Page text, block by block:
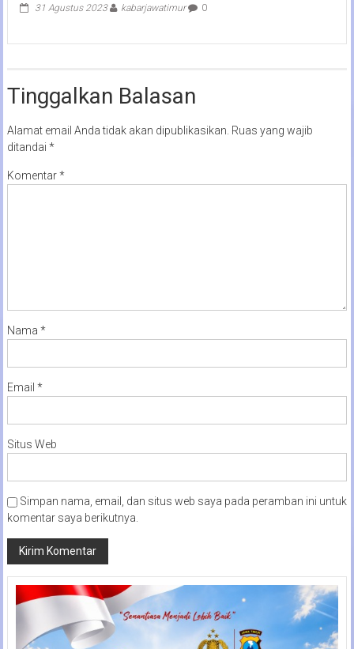
31 Agustus 2023 kabarjawatimur 0
Tinggalkan Balasan
Alamat email Anda tidak akan dipublikasikan. Ruas yang wajib
ditandai *
Komentar*
Nama *
Email *
Situs Web
Simpan nama, email, dan situs web saya pada peramban ini untuk
komentar saya berikutnya.